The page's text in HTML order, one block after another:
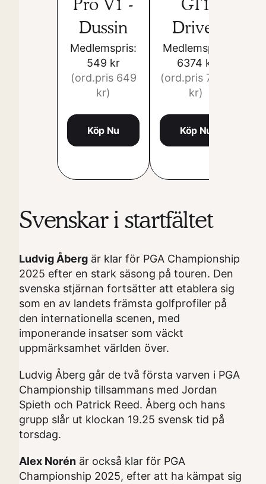
Pro V1 -
Dussin
Medlemspris:
549 kr
(ord.pris 649
kr)
Köp Nu
GT1
Driver
Medlemspris:
6374 kr
(ord.pris 7499
kr)
Köp Nu
Svenskar i startfältet
Ludvig Åberg är klar för PGA Championship
2025 efter en stark säsong på touren. Den
svenska stjärnan fortsätter att etablera sig
som en av landets främsta golfprofiler på
den internationella scenen, med
imponerande insatser som väckt
uppmärksamhet världen över.
Ludvig Åberg går de två första varven i PGA
Championship tillsammans med Jordan
Spieth och Patrick Reed. Åberg och hans
grupp slår ut klockan 19.25 svensk tid på
torsdag.
Alex Norén är också klar för PGA
Championship 2025, efter att ha kämpat sig